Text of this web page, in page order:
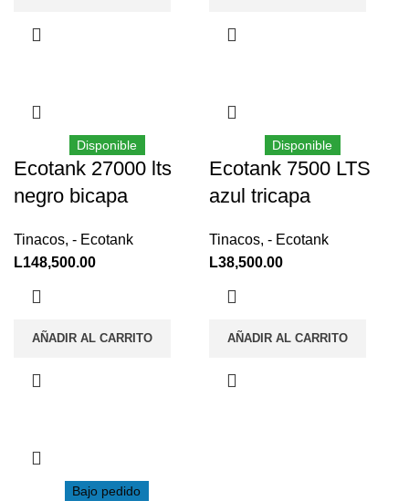
Disponible
Ecotank 27000 lts
negro bicapa
Tinacos, - Ecotank
L148,500.00
AÑADIR AL CARRITO
Disponible
Ecotank 7500 LTS
azul tricapa
Tinacos, - Ecotank
L38,500.00
AÑADIR AL CARRITO
Bajo pedido